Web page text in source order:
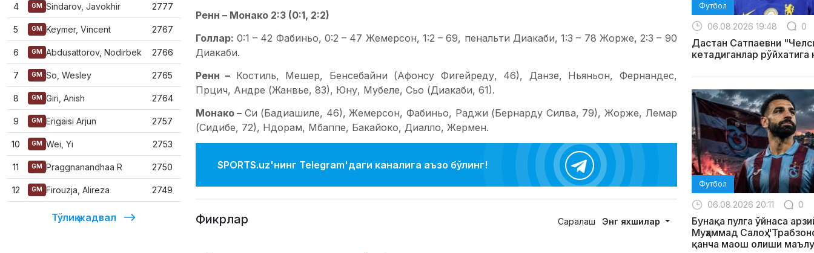
4 GM Sindarov, Javokhir 2777
5 GM Keymer, Vincent 2767
6 GM Abdusattorov, Nodirbek 2766
7 GM So, Wesley 2765
8 GM Giri, Anish 2764
9 GM Erigaisi Arjun 2757
10 GM Wei, Yi 2753
11 GM Praggnanandhaa R 2750
12 GM Firouzja, Alireza 2749
Тўлиқ жадвал
Ренн – Монако 2:3 (0:1, 2:2)
Голлар: 0:1 – 42 Фабиньо, 0:2 – 47 Жемерсон, 1:2 – 69, пенальти Диакаби, 1:3 – 78 Жорже, 2:3 – 90
Диакаби.
Ренн – Костиль, Мешер, Бенсебайни (Афонсу Фигейреду, 46), Данзе, Ньяньон, Фернандес,
Прцич, Андре (Жанвье, 83), Юну, Мубеле, Сьо (Диакаби, 61).
Монако – Си (Бадиашиле, 46), Жемерсон, Фабиньо, Раджи (Бернарду Силва, 79), Жорже, Лемар
(Сидибе, 72), Ндорам, Мбаппе, Бакайоко, Диалло, Жермен.
SPORTS.uz'нинг Telegram'даги каналига аъзо бўлинг!
Фикрлар Саралаш Энг яхшилар
Футбол
06.08.2026 19:48 0
Дастан Сатпаевни
кетадиганлар
Футбол
06.08.2026 20:11 0
Бунақа пулга ўйнаса
Муҳаммад Салоҳ
қанча маош олиши